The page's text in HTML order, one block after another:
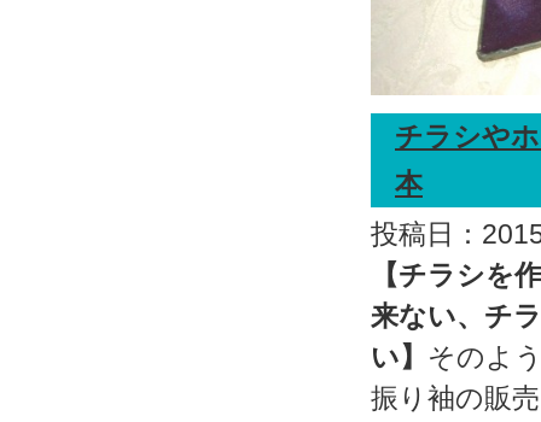
チラシや
本
投稿日：
【チラシを
来ない、チ
い】 そのよ
振り袖の販